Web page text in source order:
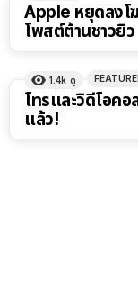
Apple หยุดลงโ
โพสต์ต้านชาวยิว
1.4k ดู
โทรและวิดีโอค
แล้ว!